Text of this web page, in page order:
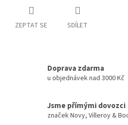
ZEPTAT SE SDÍLET
Doprava zdarma
u objednávek nad 3000 Kč
Jsme přímými dovozci
značek Novy, Villeroy &